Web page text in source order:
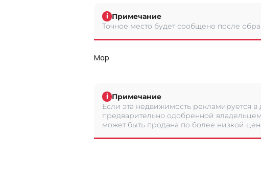
i Примечание
Точное место будет сообщено после
Map
i Примечание
Если эта недвижимость рекламируется
предварительно одобренной
может быть продана по более низкой